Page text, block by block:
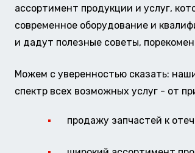
ассортимент продукции и услуг,
современное оборудование и
и дадут полезные советы,
Можем с уверенностью сказать:
спектр всех возможных услуг - от
продажу запчастей к